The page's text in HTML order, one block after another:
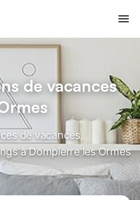
de vacances
de vacances,
à Dompierre les Ormes